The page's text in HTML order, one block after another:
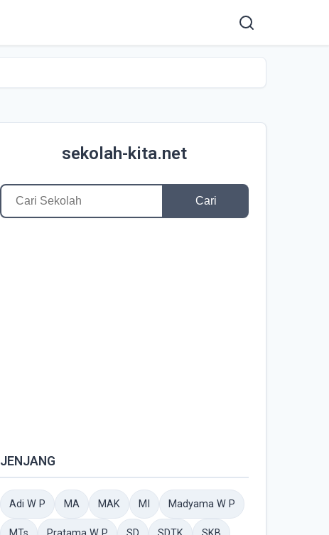
sekolah-kita.net
Cari
JENJANG
Adi W P MA MAK MI Madyama W P